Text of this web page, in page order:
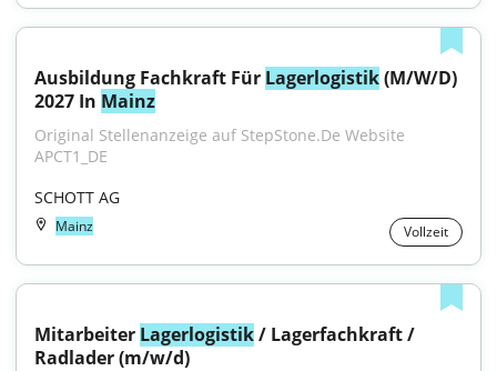
Ausbildung Fachkraft Für Lagerlogistik (M/W/D)
2027 In Mainz
Original Stellenanzeige auf StepStone.De Website
APCT1_DE
SCHOTT AG
Mainz Vollzeit
Mitarbeiter Lagerlogistik / Lagerfachkraft /
Radlader (m/w/d)